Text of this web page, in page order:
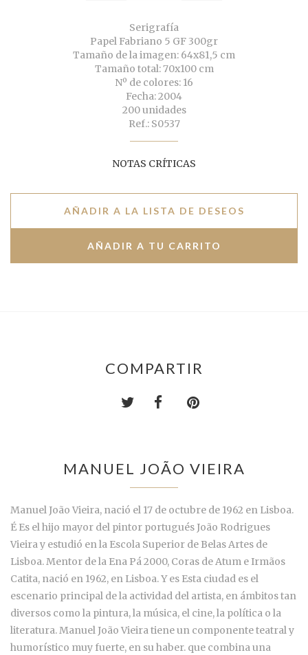
Serigrafía
Papel Fabriano 5 GF 300gr
Tamaño de la imagen: 64x81,5 cm
Tamaño total: 70x100 cm
Nº de colores: 16
Fecha: 2004
200 unidades
Ref.: S0537
NOTAS CRÍTICAS
AÑADIR A LA LISTA DE DESEOS
COMPARTIR
MANUEL JOÃO VIEIRA
Manuel João Vieira, nació el 17 de octubre de 1962 en Lisboa.
É Es el hijo mayor del pintor portugués João Rodrigues
Vieira y estudió en la Escola Superior de Belas Artes de
Lisboa. Mentor de la Ena Pá 2000, Coras de Atum e Irmãos
Catita, nació en 1962, en Lisboa. Y es Esta ciudad es el
escenario principal de la actividad del artista, en ámbitos tan
diversos como la pintura, la música, el cine, la política o la
literatura. Manuel João Vieira tiene un componente teatral y
humorístico muy fuerte, en su haber. que combina una